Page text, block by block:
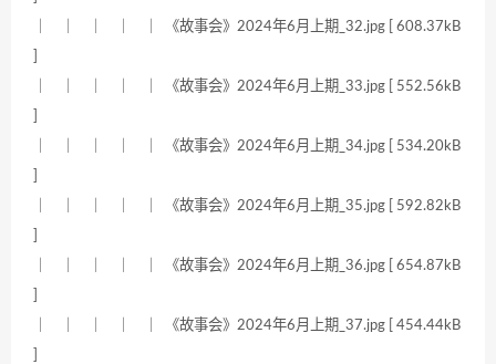
｜ ｜ ｜ ｜ ｜ 《故事会》2024年6月上期_32.jpg [ 608.37kB
｜ ｜ ｜ ｜ ｜ 《故事会》2024年6月上期_33.jpg [ 552.56kB
｜ ｜ ｜ ｜ ｜ 《故事会》2024年6月上期_34.jpg [ 534.20kB
｜ ｜ ｜ ｜ ｜ 《故事会》2024年6月上期_35.jpg [ 592.82kB
｜ ｜ ｜ ｜ ｜ 《故事会》2024年6月上期_36.jpg [ 654.87kB
｜ ｜ ｜ ｜ ｜ 《故事会》2024年6月上期_37.jpg [ 454.44kB